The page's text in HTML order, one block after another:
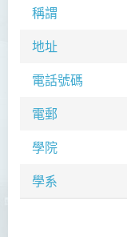
稱謂
地址
電話號碼
電郵
學院
學系